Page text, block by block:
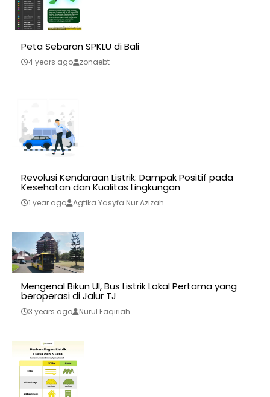
Peta Sebaran SPKLU di Bali
4 years ago zonaebt
Revolusi Kendaraan Listrik: Dampak Positif pada
Kesehatan dan Kualitas Lingkungan
1 year ago Agtika Yasyfa Nur Azizah
Mengenal Bikun UI, Bus Listrik Lokal Pertama yang
beroperasi di Jalur TJ
3 years ago Nurul Faqiriah